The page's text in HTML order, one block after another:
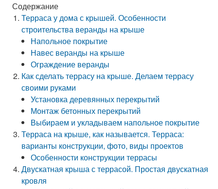
Содержание
Терраса у дома с крышей. Особенности
строительства веранды на крыше
Напольное покрытие
Навес веранды на крыше
Ограждение веранды
Как сделать террасу на крыше. Делаем террасу
своими руками
Установка деревянных перекрытий
Монтаж бетонных перекрытий
Выбираем и укладываем напольное покрытие
Терраса на крыше, как называется. Терраса:
варианты конструкции, фото, виды проектов
Особенности конструкции террасы
Двускатная крыша с террасой. Простая двускатная
кровля